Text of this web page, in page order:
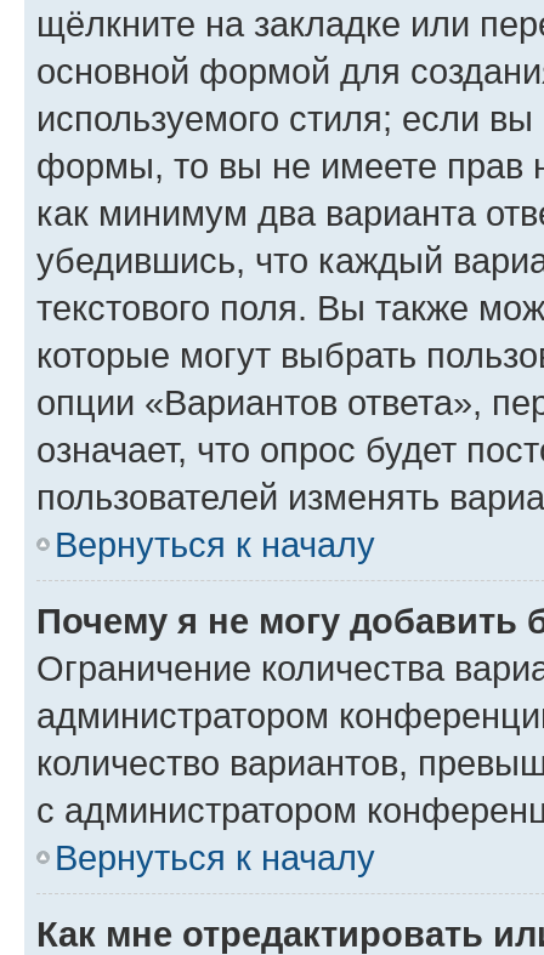
щёлкните на закладке или
основной формой для
используемого стиля; если
формы, то вы не имеете прав
как минимум два варианта
убедившись, что каждый
текстового поля. Вы также
которые могут выбрать
опции «Вариантов ответа»,
означает, что опрос будет
пользователей изменять
Вернуться к началу
Почему я не могу добавить
Ограничение количества
администратором
количество вариантов,
с администратором
Вернуться к началу
Как мне отредактировать